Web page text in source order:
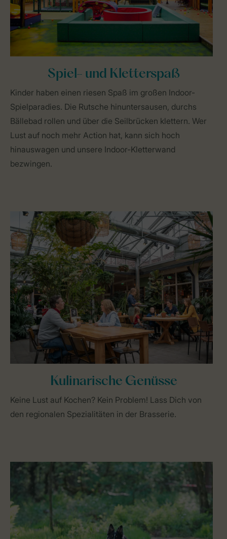
Spiel- und Kletterspaß
Kinder haben einen riesen Spaß im großen Indoor-
Spielparadies. Die Rutsche hinuntersausen, durchs
Bällebad rollen und über die Seilbrücken klettern. Wer
Lust auf noch mehr Action hat, kann sich hoch
hinauswagen und unsere Indoor-Kletterwand
bezwingen.
Kulinarische Genüsse
Keine Lust auf Kochen? Kein Problem! Lass Dich von
den regionalen Spezialitäten in der Brasserie.